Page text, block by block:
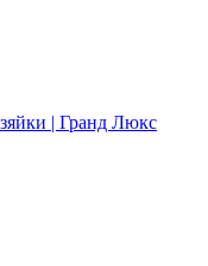
| Гранд Люкс